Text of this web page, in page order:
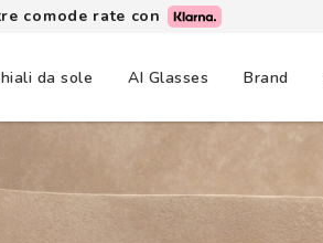
comode rate con
da sole AI Glasses Brand